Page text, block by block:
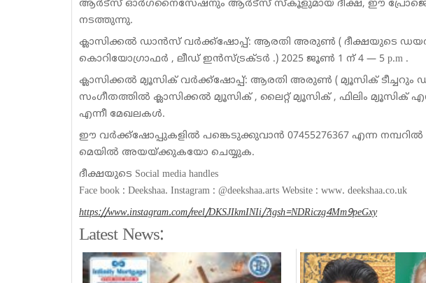
ആർട്സ് ഓർഗനൈസേഷനും ആർട്സ് സ്കൂളുമായ ദീക്ഷ, ഈ
നടത്തുന്നു.
ക്ലാസിക്കൽ ഡാൻസ് വർക്ക്ഷോപ്പ്: ആരതി അരുൺ ( ദീക്ഷയുടെ
കൊറിയോഗ്രാഫർ , ലീഡ് ഇൻസ്‌ട്രക്ടർ .) 2025 ജൂൺ 1 ന് 4 — 5 p.m .
ക്ലാസിക്കൽ മ്യൂസിക് വർക്ക്ഷോപ്പ്: ആരതി അരുൺ ( മ്യൂസിക് ടീച്ചറും
സംഗീതത്തിൽ ക്ലാസിക്കൽ മ്യൂസിക് , ലൈറ്റ് മ്യൂസിക് , ഫിലിം മ്യൂസിക്
എന്നീ മേഖലകൾ.
ഈ വർക്ക്‌ഷോപ്പുകളിൽ പങ്കെടുക്കുവാൻ 07455276367 എന്ന നമ്പറിൽ
മെയിൽ അയയ്ക്കുകയോ ചെയ്യുക.
ദീക്ഷയുടെ Social media handles
Face book : Deekshaa. Instagram : @deekshaa.arts Website : www. deekshaa.co.uk
https://www.instagram.com/reel/DKSJIkmINIi/?igsh=NDRiczg4Mm9peGxy
Latest News: